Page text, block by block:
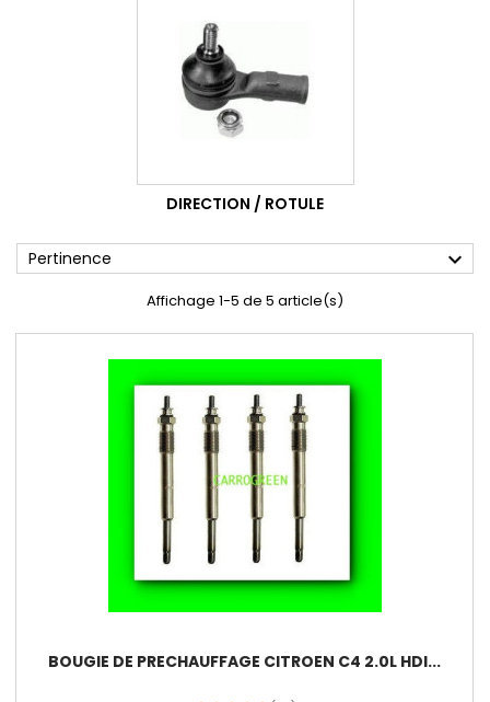
DIRECTION / ROTULE
Pertinence expand_more
Affichage 1-5 de 5 article(s)
BOUGIE DE PRECHAUFFAGE CITROEN C4 2.0L HDI...